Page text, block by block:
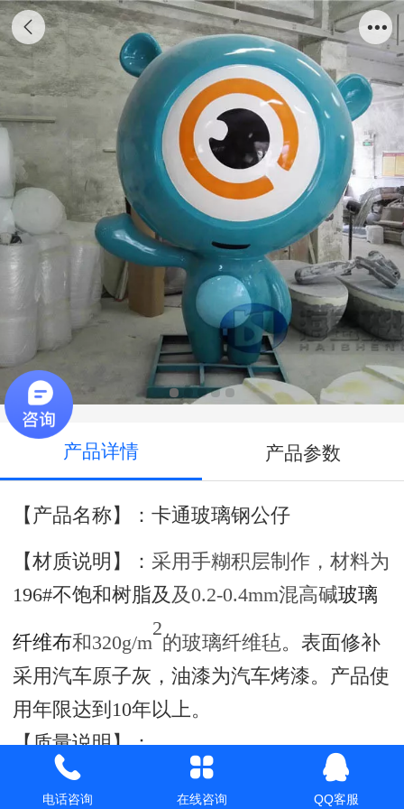
玻璃钢卡通公仔雕塑定制
产品详情 产品参数
【产品名称】：卡通玻璃钢公仔
【材质说明】： 采用手糊积层制作，材料为
196#不饱和树脂及 及0.2-0.4mm混高碱玻璃
纤维布和320g/m
2
的玻璃纤维毡。表面修补
采用汽车原子灰，油漆为汽车烤漆。产品使
用年限达到10年以上。
【质量说明】：
1、 外观规整，无磕碰，无划痕，无裂纹；
电话咨询 在线咨询 QQ客服